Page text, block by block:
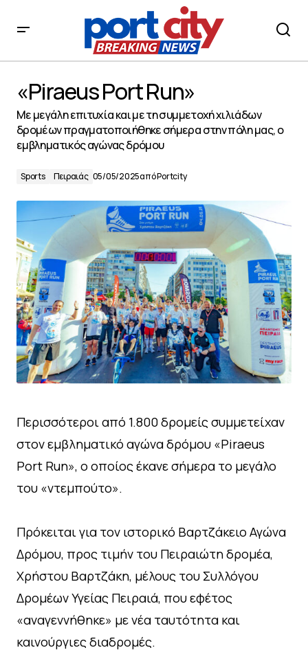
«Piraeus Port Run»
Με μεγάλη επιτυχία και με τη συμμετοχή χιλιάδων
δρομέων πραγματοποιήθηκε σήμερα στην πόλη μας, ο
εμβληματικός αγώνας δρόμου
Sports Πειραιάς 05/05/2025απόPortcity
Περισσότεροι από 1.800 δρομείς συμμετείχαν
στον εμβληματικό αγώνα δρόμου «Piraeus
Port Run», ο οποίος έκανε σήμερα το μεγάλο
του «ντεμπούτο».
Πρόκειται για τον ιστορικό Βαρτζάκειο Αγώνα
Δρόμου, προς τιμήν του Πειραιώτη δρομέα,
Χρήστου Βαρτζάκη, μέλους του Συλλόγου
Δρομέων Υγείας Πειραιά, που εφέτος
«αναγεννήθηκε» με νέα ταυτότητα και
καινούργιες διαδρομές.